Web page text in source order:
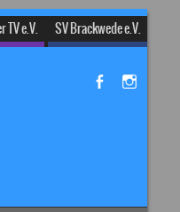
TV e.V. SV Brackwede e.V.